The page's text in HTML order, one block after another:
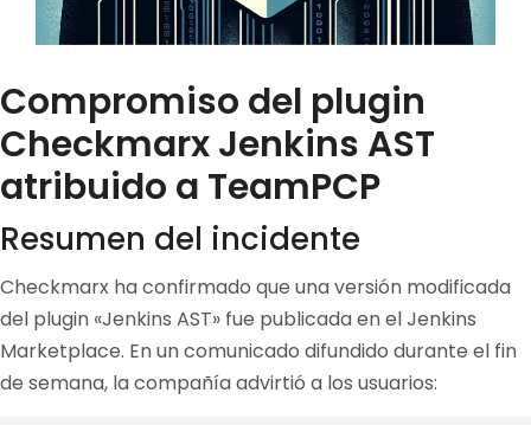
Compromiso del plugin
Checkmarx Jenkins AST
atribuido a TeamPCP
Resumen del incidente
Checkmarx ha confirmado que una versión modificada
del plugin «Jenkins AST» fue publicada en el Jenkins
Marketplace. En un comunicado difundido durante el fin
de semana, la compañía advirtió a los usuarios: